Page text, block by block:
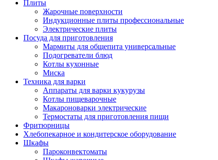
Плиты
Жарочные поверхности
Индукционные плиты профессиональные
Электрические плиты
Посуда для приготовления
Мармиты для общепита универсальные
Подогреватели блюд
Котлы кухонные
Миска
Техника для варки
Аппараты для варки кукурузы
Котлы пищеварочные
Макароноварки электрические
Термостаты для приготовления пищи
Фритюрницы
Хлебопекарное и кондитерское оборудование
Шкафы
Пароконвектоматы